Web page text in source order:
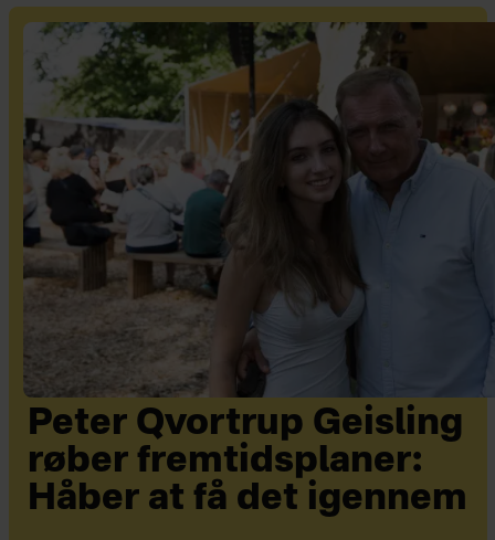
Peter Qvortrup Geisling
røber fremtidsplaner:
Håber at få det igennem